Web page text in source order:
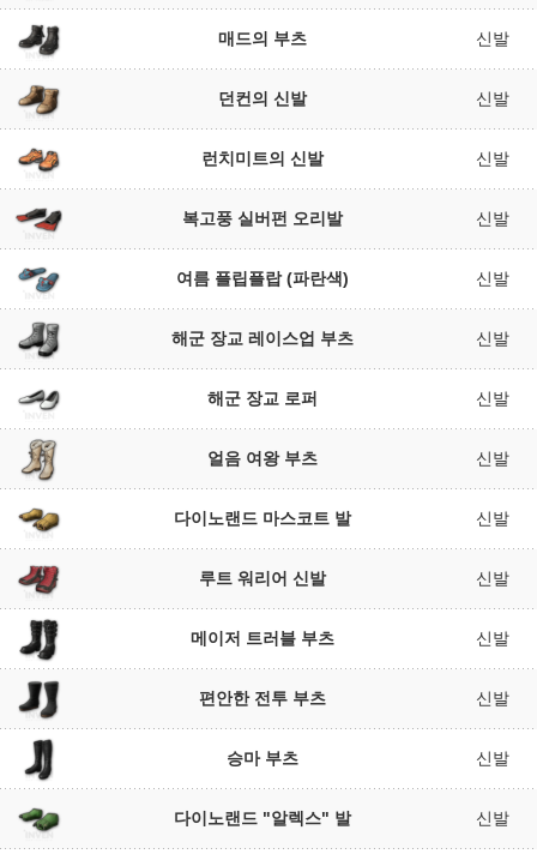
매드의 부츠 신발
던컨의 신발 신발
런치미트의 신발 신발
복고풍 실버펀 오리발 신발
여름 플립플랍 (파란색) 신발
해군 장교 레이스업 부츠 신발
해군 장교 로퍼 신발
얼음 여왕 부츠 신발
다이노랜드 마스코트 발 신발
루트 워리어 신발 신발
메이저 트러블 부츠 신발
편안한 전투 부츠 신발
승마 부츠 신발
다이노랜드 "알렉스" 발 신발